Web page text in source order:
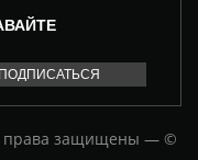
права защищены — ©